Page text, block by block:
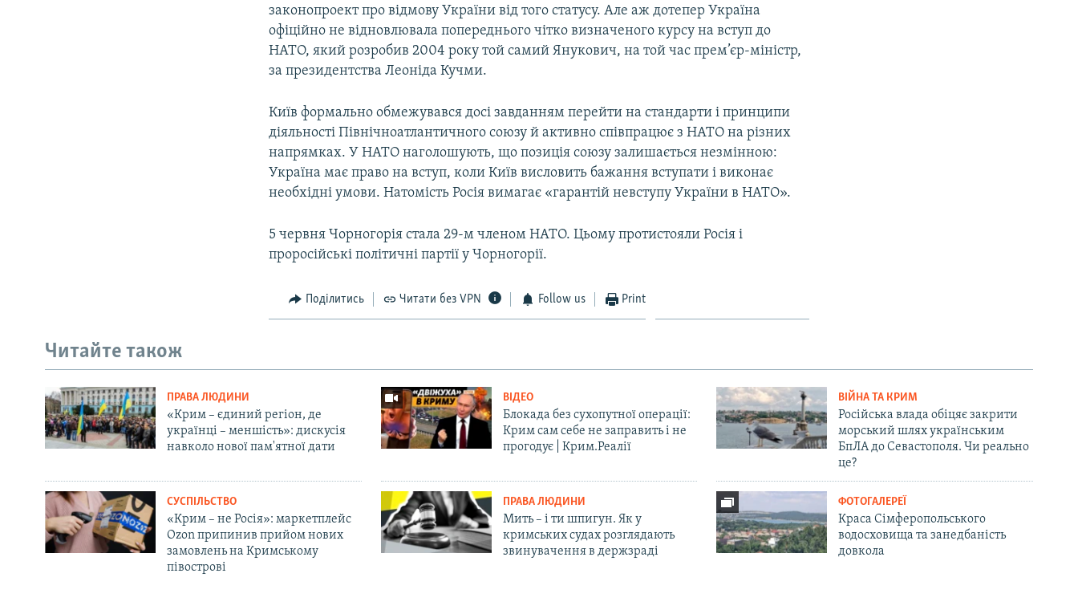
законопроект про відмову України від того статусу. Але аж дотепер Україна
офіційно не відновлювала попереднього чітко визначеного курсу на вступ до
НАТО, який розробив 2004 року той самий Янукович, на той час прем’єр-міністр,
за президентства Леоніда Кучми.
Київ формально обмежувався досі завданням перейти на стандарти і принципи
діяльності Північноатлантичного союзу й активно співпрацює з НАТО на різних
напрямках. У НАТО наголошують, що позиція союзу залишається незмінною:
Україна має право на вступ, коли Київ висловить бажання вступати і виконає
необхідні умови. Натомість Росія вимагає «гарантій невступу України в НАТО».
5 червня Чорногорія стала 29-м членом НАТО. Цьому протистояли Росія і
проросійські політичні партії у Чорногорії.
Поділитись Читати без VPN Follow us Print
Читайте також
ПРАВА ЛЮДИНИ
«Крим – єдиний регіон, де
українці – меншість»: дискусія
навколо нової пам'ятної дати
ВІДЕО
Блокада без сухопутної операції:
Крим сам себе не заправить і не
прогодує | Крим.Реалії
ВІЙНА ТА КРИМ
Російська влада обіцяє закрити
морський шлях українським
БпЛА до Севастополя. Чи реально
це?
СУСПІЛЬСТВО
«Крим – не Росія»: маркетплейс
Ozon припинив прийом нових
замовлень на Кримському
півострові
ПРАВА ЛЮДИНИ
Мить – і ти шпигун. Як у
кримських судах розглядають
звинувачення в держзраді
ФОТОГАЛЕРЕЇ
Краса Сімферопольського
водосховища та занедбаність
довкола